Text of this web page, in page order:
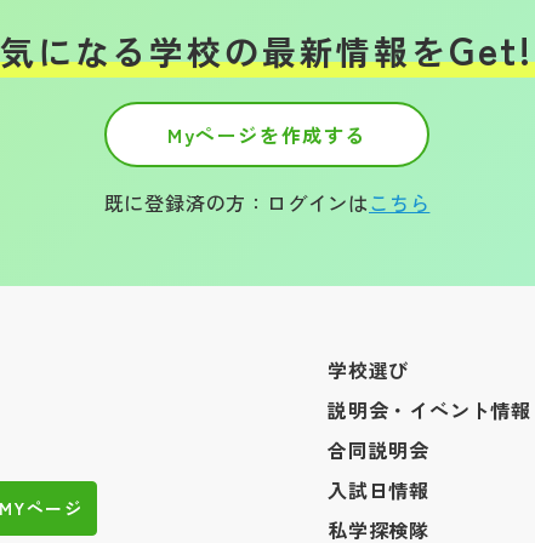
気になる学校の最新情報をGet!
Myページを作成する
既に登録済の方：ログインはこちら
MYページ
学校選び
説明会・イベント情報
合同説明会
入試日情報
私学探検隊